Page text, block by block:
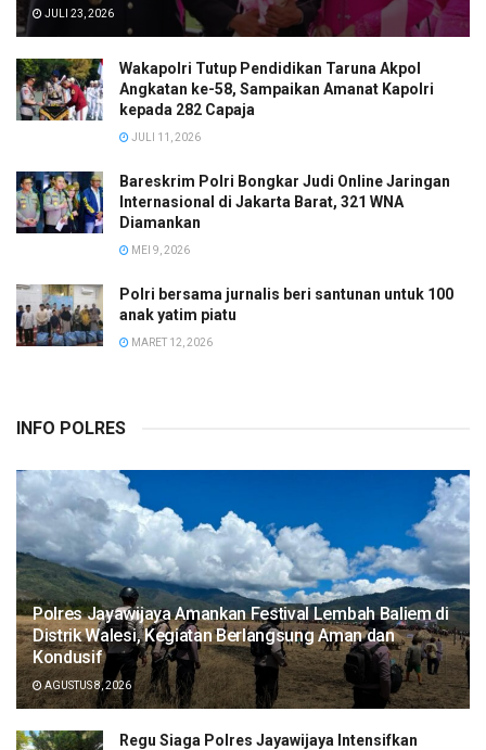
JULI 23, 2026
Wakapolri Tutup Pendidikan Taruna Akpol
Angkatan ke-58, Sampaikan Amanat Kapolri
kepada 282 Capaja
JULI 11, 2026
Bareskrim Polri Bongkar Judi Online Jaringan
Internasional di Jakarta Barat, 321 WNA
Diamankan
MEI 9, 2026
Polri bersama jurnalis beri santunan untuk 100
anak yatim piatu
MARET 12, 2026
INFO POLRES
Polres Jayawijaya Amankan Festival Lembah Baliem di
Distrik Walesi, Kegiatan Berlangsung Aman dan
Kondusif
AGUSTUS 8, 2026
Regu Siaga Polres Jayawijaya Intensifkan